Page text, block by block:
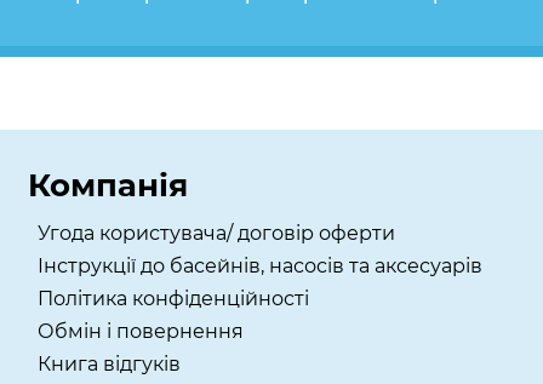
Компанія
Угода користувача/ договір оферти
Інструкції до басейнів, насосів та аксесуарів
Політика конфіденційності
Обмін і повернення
Книга відгуків